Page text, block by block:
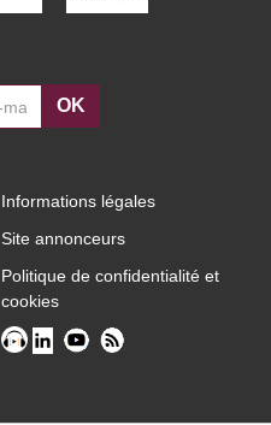
OK
Informations légales
Site annonceurs
Politique de confidentialité et
cookies